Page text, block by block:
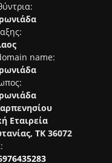
name:
Εταιρεία
ΤΚ 36072